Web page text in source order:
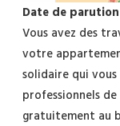
Date de
Vous avez des
votre
solidaire qui
professionnels
gratuitement au